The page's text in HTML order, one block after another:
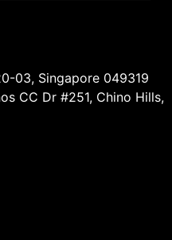
03, Singapore 049319
CC Dr #251, Chino Hills,